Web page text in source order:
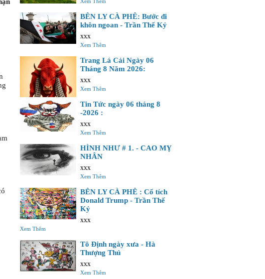
BÊN LY CÀ PHÊ: Bước đi
khôn ngoan - Trần Thế Kỷ
xxx
Xem Thêm
Trang Lá Cải Ngày 06
Tháng 8 Năm 2026:
xxx
Xem Thêm
Tin Tức ngày 06 tháng 8
-2026 :
xxx
Xem Thêm
HÌNH NHƯ # 1. - CAO MỴ
NHÂN
xxx
Xem Thêm
BÊN LY CÀ PHÊ : Cổ tích
Donald Trump - Trần Thế
Kỷ
xxx
Xem Thêm
Tô Định ngày xưa - Hà
Thượng Thủ
xxx
Xem Thêm